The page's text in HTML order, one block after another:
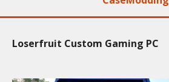
Loserfruit Custom Gaming PC